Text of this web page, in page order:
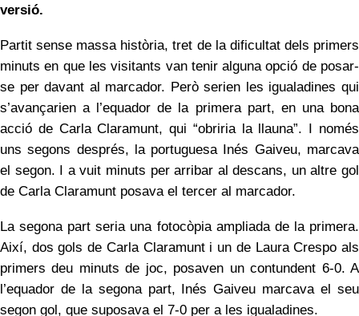
versió.
Partit sense massa història, tret de la dificultat dels primers
minuts en que les visitants van tenir alguna opció de posar-
se per davant al marcador. Però serien les igualadines qui
s’avançarien a l’equador de la primera part, en una bona
acció de Carla Claramunt, qui “obriria la llauna”. I només
uns segons després, la portuguesa Inés Gaiveu, marcava
el segon. I a vuit minuts per arribar al descans, un altre gol
de Carla Claramunt posava el tercer al marcador.
La segona part seria una fotocòpia ampliada de la primera.
Així, dos gols de Carla Claramunt i un de Laura Crespo als
primers deu minuts de joc, posaven un contundent 6-0. A
l’equador de la segona part, Inés Gaiveu marcava el seu
segon gol, que suposava el 7-0 per a les igualadines.